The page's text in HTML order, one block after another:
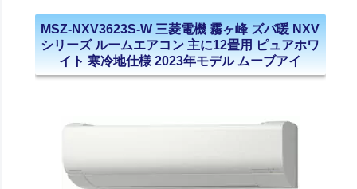
MSZ-NXV3623S-W 三菱電機 霧ヶ峰 ズバ暖 NXV
シリーズ ルームエアコン 主に12畳用 ピュアホワ
イト 寒冷地仕様 2023年モデル ムーブアイ